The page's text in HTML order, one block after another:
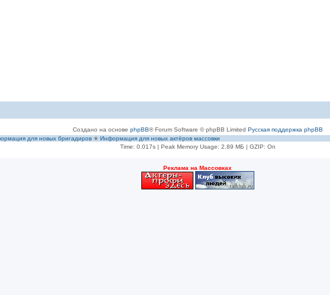
Создано на основе phpBB® Forum Software © phpBB Limited Русская поддержка phpBB
для новых бригадиров ✭ Информация для новых актёров массовки
Time: 0.017s| Peak Memory Usage: 2.89 МБ | GZIP: On
Рeклама на Массовках